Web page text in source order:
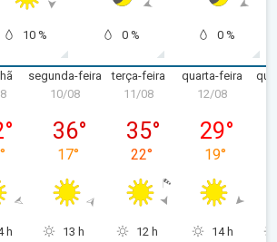
10 % 0 % 0 %
09/08
°
°
h
segunda-feira
segunda-feira, 10/08
10/08
36°
17°
13 h
terça-feira
terça-feira, 11/08
11/08
35°
22°
12 h
quarta-feira
12/08
29°
19°
14 h